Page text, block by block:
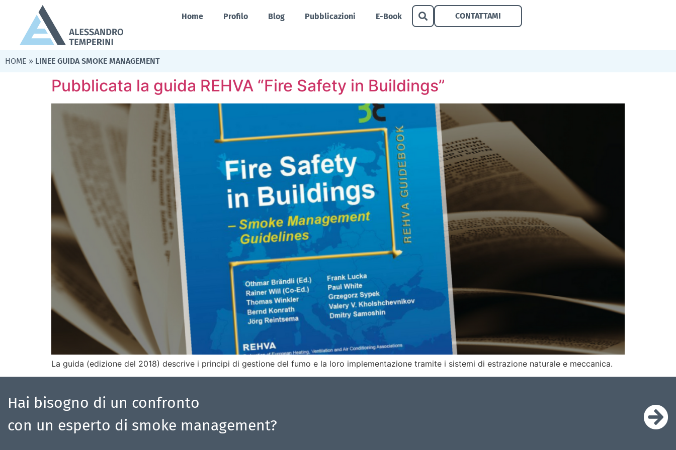
Home Profilo Blog Pubblicazioni E-Book CONTATTAMI
HOME » LINEE GUIDA SMOKE MANAGEMENT
Pubblicata la guida REHVA “Fire Safety in Buildings”
La guida (edizione del 2018) descrive i principi di gestione del fumo e la loro implementazione tramite i sistemi di estrazione naturale e meccanica.
Hai bisogno di un confronto
con un esperto di smoke management?